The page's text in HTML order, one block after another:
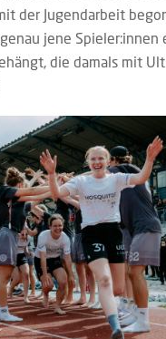
der Jugendarbeit
jene Spieler:innen
die damals mit